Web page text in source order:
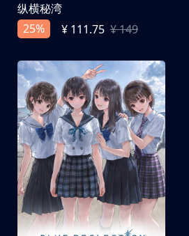
纵横秘湾
25%
¥ 111.75 ¥ 149